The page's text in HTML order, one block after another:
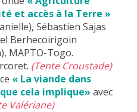
et accès à la Terre »
Sébastien Sajas
Berhecoirigoin
MAPTO-Togo.
(Tente Croustade)
« La viande dans
cela implique» avec
Valériane)